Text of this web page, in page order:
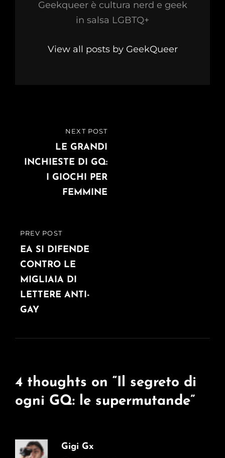
Geekqueer è cultura nerd e geek
in salsa LGBTQ+
View all posts by GeekQueer
Navigazione
articoli
PREVIOUS
POST
PREV POST
EA SI DIFENDE
CONTRO LE
MIGLIAIA DI
LETTERE ANTI-
GAY
NEXT POST
LE GRANDI
INCHIESTE DI GQ:
I GIOCHI PER
FEMMINE
4 thoughts on “Il segreto di
ogni GQ: le supermutande”
Gigi Gx